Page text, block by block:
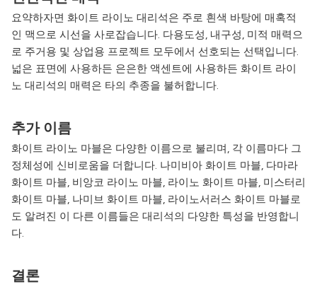
요약하자면 화이트 라이노 대리석은 주로 흰색 바탕에 매혹적
인 맥으로 시선을 사로잡습니다. 다용도성, 내구성, 미적 매력으
로 주거용 및 상업용 프로젝트 모두에서 선호되는 선택입니다.
넓은 표면에 사용하든 은은한 액센트에 사용하든 화이트 라이
노 대리석의 매력은 타의 추종을 불허합니다.
추가 이름
화이트 라이노 마블은 다양한 이름으로 불리며, 각 이름마다 그
정체성에 신비로움을 더합니다. 나미비아 화이트 마블, 다마라
화이트 마블, 비앙코 라이노 마블, 라이노 화이트 마블, 미스터리
화이트 마블, 나미브 화이트 마블, 라이노서러스 화이트 마블로
도 알려진 이 다른 이름들은 대리석의 다양한 특성을 반영합니
다.
결론